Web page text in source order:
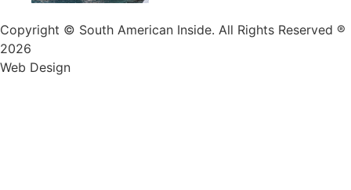
Copyright © South American Inside. All Rights Reserved ®
2026
Web Design